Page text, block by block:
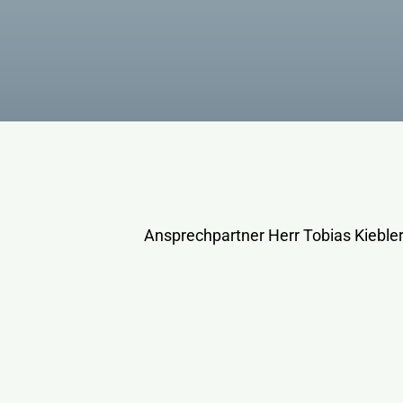
Ansprechpartner Herr Tobias Kiebler